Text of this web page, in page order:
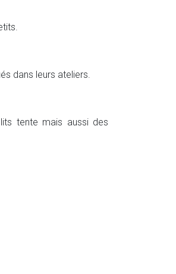
dans leurs ateliers.
tente mais aussi des